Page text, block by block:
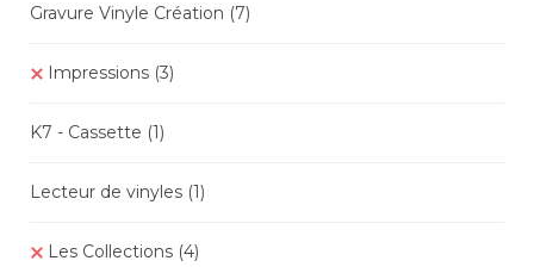
Gravure Vinyle Création (7)
Impressions (3)
K7 - Cassette (1)
Lecteur de vinyles (1)
Les Collections (4)